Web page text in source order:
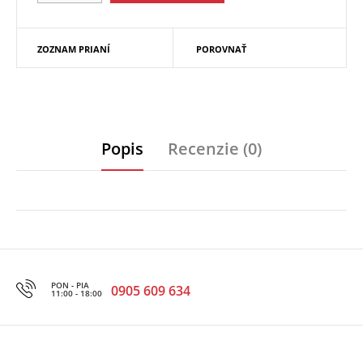
ZOZNAM PRIANÍ POROVNAŤ
Popis Recenzie (0)
PON - PIA
11:00 - 18:00 0905 609 634